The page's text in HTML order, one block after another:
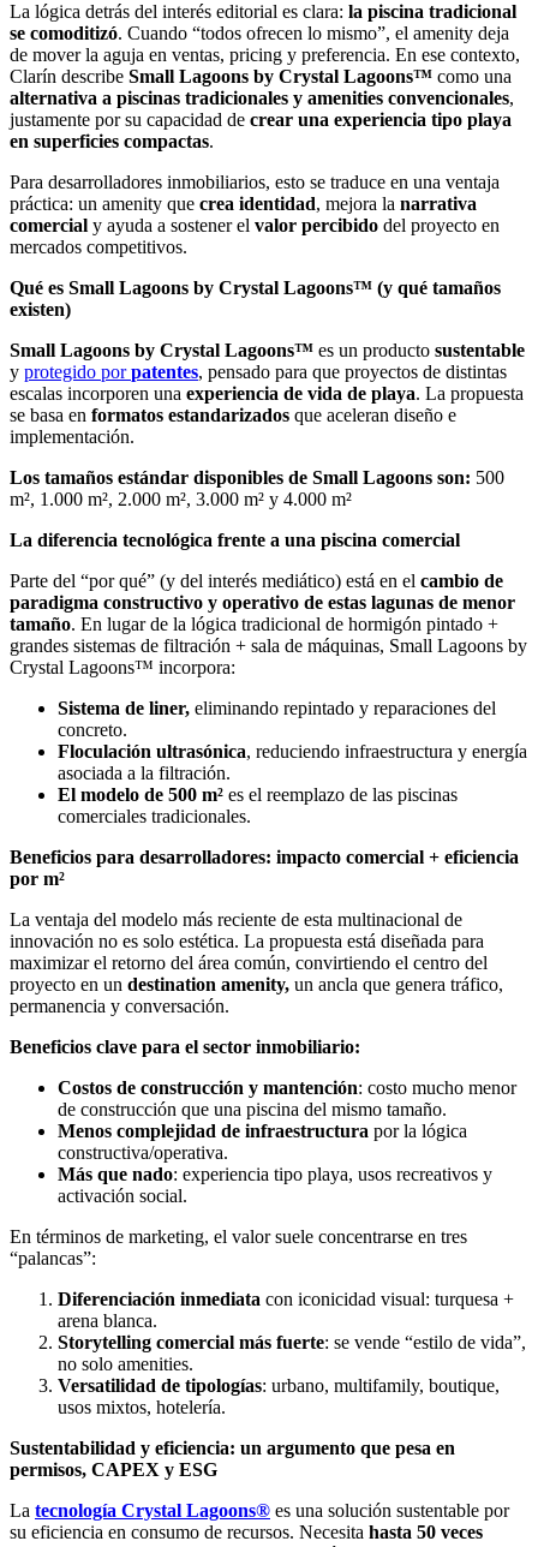
La lógica detrás del interés editorial es clara: la piscina tradicional
se comoditizó. Cuando “todos ofrecen lo mismo”, el amenity deja
de mover la aguja en ventas, pricing y preferencia. En ese contexto,
Clarín describe Small Lagoons by Crystal Lagoons™ como una
alternativa a piscinas tradicionales y amenities convencionales,
justamente por su capacidad de crear una experiencia tipo playa
en superficies compactas.
Para desarrolladores inmobiliarios, esto se traduce en una ventaja
práctica: un amenity que crea identidad, mejora la narrativa
comercial y ayuda a sostener el valor percibido del proyecto en
mercados competitivos.
Qué es Small Lagoons by Crystal Lagoons™ (y qué tamaños
existen)
Small Lagoons by Crystal Lagoons™ es un producto sustentable
y protegido porpatentes, pensado para que proyectos de distintas
escalas incorporen una experiencia de vida de playa. La propuesta
se basa en formatos estandarizados que aceleran diseño e
implementación.
Los tamaños estándar disponibles de Small Lagoons son: 500
m², 1.000 m², 2.000 m², 3.000 m² y 4.000 m²
La diferencia tecnológica frente a una piscina comercial
Parte del “por qué” (y del interés mediático) está en el cambio de
paradigma constructivo y operativo de estas lagunas de menor
tamaño. En lugar de la lógica tradicional de hormigón pintado +
grandes sistemas de filtración + sala de máquinas, Small Lagoons by
Crystal Lagoons™ incorpora:
Sistema de liner, eliminando repintado y reparaciones del
concreto.
Floculación ultrasónica, reduciendo infraestructura y energía
asociada a la filtración.
El modelo de 500 m² es el reemplazo de las piscinas
comerciales tradicionales.
Beneficios para desarrolladores: impacto comercial + eficiencia
por m²
La ventaja del modelo más reciente de esta multinacional de
innovación no es solo estética. La propuesta está diseñada para
maximizar el retorno del área común, convirtiendo el centro del
proyecto en un destination amenity, un ancla que genera tráfico,
permanencia y conversación.
Beneficios clave para el sector inmobiliario:
Costos de construcción y mantención: costo mucho menor
de construcción que una piscina del mismo tamaño.
Menos complejidad de infraestructura por la lógica
constructiva/operativa.
Más que nado: experiencia tipo playa, usos recreativos y
activación social.
En términos de marketing, el valor suele concentrarse en tres
“palancas”:
Diferenciación inmediata con iconicidad visual: turquesa +
arena blanca.
Storytelling comercial más fuerte: se vende “estilo de vida”,
no solo amenities.
Versatilidad de tipologías: urbano, multifamily, boutique,
usos mixtos, hotelería.
Sustentabilidad y eficiencia: un argumento que pesa en
permisos, CAPEX y ESG
La tecnología Crystal Lagoons® es una solución sustentable por
su eficiencia en consumo de recursos. Necesita hasta 50 veces